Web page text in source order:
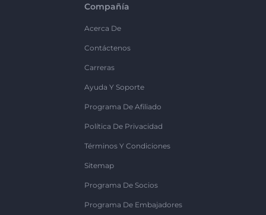
Compañía
Acerca De
Contáctenos
Carreras
Ayuda Y Soporte
Programa De Afiliado
Política De Privacidad
Términos Y Condiciones
Sitemap
Programa De Socios
Programa De Embajadores